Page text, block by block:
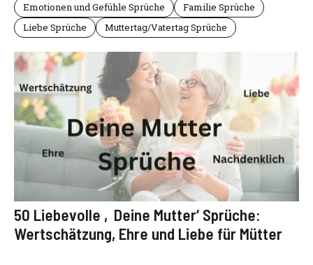
Emotionen und Gefühle Sprüche
Familie Sprüche
Liebe Sprüche
Muttertag/Vatertag Sprüche
50 Liebevolle ‚Deine Mutter‘ Sprüche:
Wertschätzung, Ehre und Liebe für Mütter